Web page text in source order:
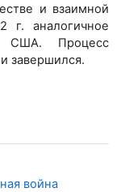
и взаимной
аналогичное
США. Процесс
завершился.
война